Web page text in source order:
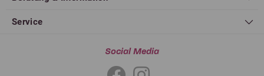
Service
Social Media